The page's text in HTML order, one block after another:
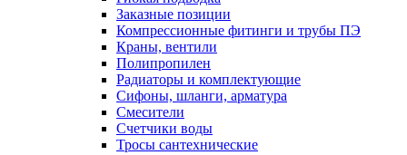
Заказные позиции
Компрессионные фитинги и трубы ПЭ
Краны, вентили
Полипропилен
Радиаторы и комплектующие
Сифоны, шланги, арматура
Смесители
Счетчики воды
Тросы сантехнические